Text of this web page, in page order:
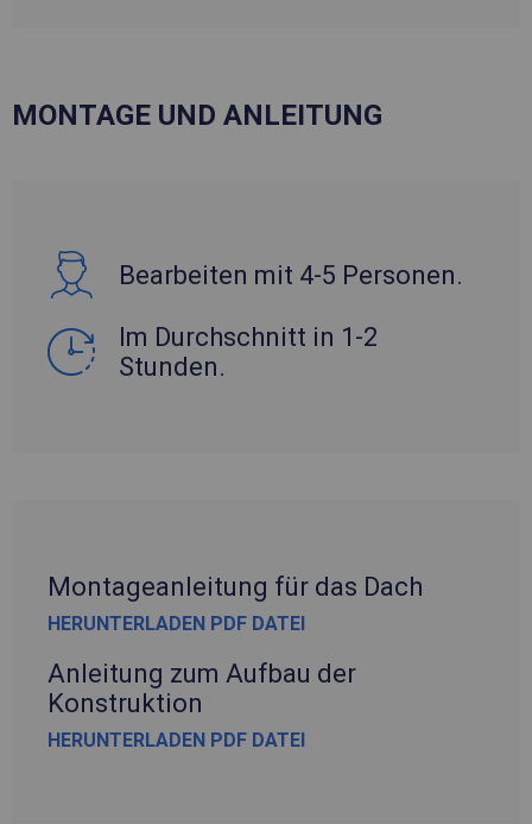
MONTAGE UND ANLEITUNG
Bearbeiten mit 4-5 Personen.
Im Durchschnitt in 1-2
Stunden.
Montageanleitung für das Dach
HERUNTERLADEN PDF DATEI
Anleitung zum Aufbau der
Konstruktion
HERUNTERLADEN PDF DATEI